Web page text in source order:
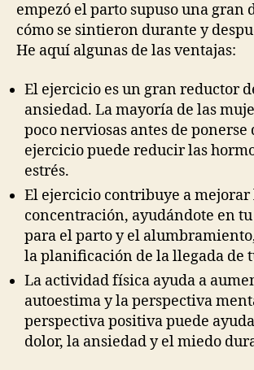
empezó el parto supuso una gran
cómo se sintieron durante y
He aquí algunas de las ventajas:
El ejercicio es un gran reductor
ansiedad. La mayoría de las
poco nerviosas antes de ponerse
ejercicio puede reducir las
estrés.
El ejercicio contribuye a mejorar
concentración, ayudándote en
para el parto y el
la planificación de la llegada de
La actividad física ayuda a
autoestima y la perspectiva
perspectiva positiva puede
dolor, la ansiedad y el miedo